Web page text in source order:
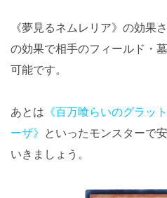
《夢見るネムレリア》の効果
の効果で相手のフィールド・
可能です。
あとは 《百万喰らいのグラット
ーザ》 といったモンスターで
いきましょう。